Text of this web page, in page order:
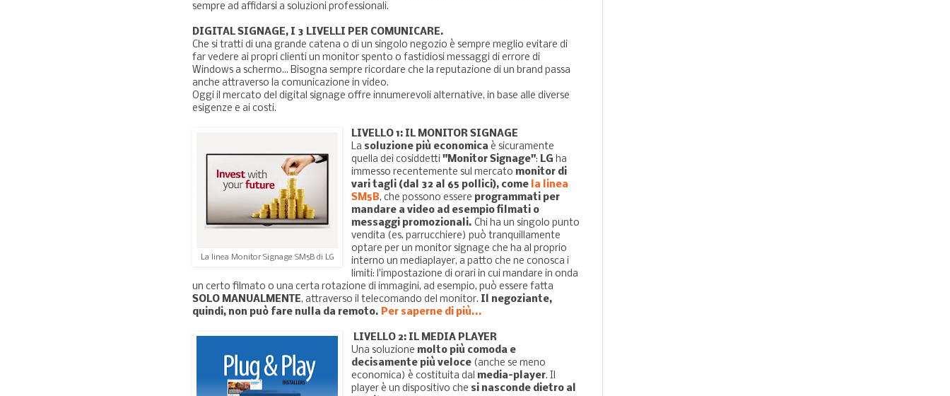
sempre ad affidarsi a soluzioni professionali.
DIGITAL SIGNAGE, I 3 LIVELLI PER COMUNICARE.
Che si tratti di una grande catena o di un singolo negozio è sempre meglio evitare di
far vedere ai propri clienti un monitor spento o fastidiosi messaggi di errore di
Windows a schermo... Bisogna sempre ricordare che la reputazione di un brand passa
anche attraverso la comunicazione in video.
Oggi il mercato del digital signage offre innumerevoli alternative, in base alle diverse
esigenze e ai costi.
La linea Monitor Signage SM5B di LG
LIVELLO 1: IL MONITOR SIGNAGE
La soluzione più economica è sicuramente
quella dei cosiddetti"Monitor Signage": LG ha
immesso recentemente sul mercato monitor di
vari tagli (dal 32 al 65 pollici), come la linea
SM5B, che possono essere programmati per
mandare a video ad esempio filmati o
messaggi promozionali.Chi ha un singolo punto
vendita (es. parrucchiere) può tranquillamente
optare per un monitor signage che ha al proprio
interno un mediaplayer, a patto che ne conosca i
limiti: l'impostazione di orari in cui mandare in onda
un certo filmato o una certa rotazione di immagini, ad esempio, può essere fatta
SOLO MANUALMENTE, attraverso il telecomando del monitor. Il negoziante,
quindi, non può fare nulla da remoto. Per saperne di più...
LIVELLO 2: IL MEDIA PLAYER
Una soluzione molto più comoda e
decisamente più veloce (anche se meno
economica) è costituita dal media-player. Il
player è un dispositivo che si nasconde dietro al